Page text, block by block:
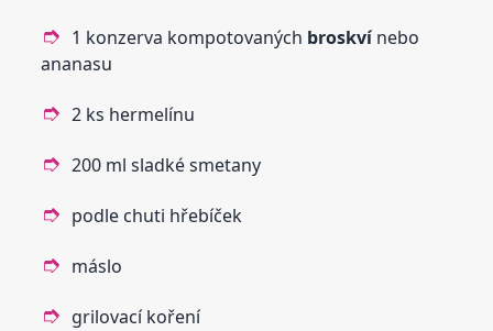
1 konzerva kompotovaných broskvínebo
ananasu
2 ks hermelínu
200 ml sladké smetany
podle chuti hřebíček
máslo
grilovací koření